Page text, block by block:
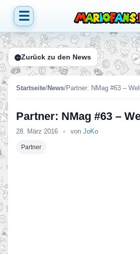
☰
Zurück zu den News
Startseite/News/Partner: NMag #63 –
Partner: NMag #63 –
28. März 2016 • von JoKo
Partner